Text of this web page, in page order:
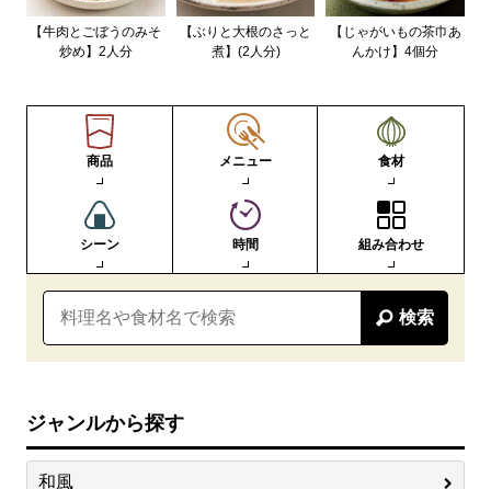
【牛肉とごぼうのみそ
炒め】2人分
【ぶりと大根のさっと
煮】(2人分)
【じゃがいもの茶巾あ
んかけ】4個分
商品 メニュー 食材
シーン 時間 組み合わせ
検索
ジャンルから探す
和風